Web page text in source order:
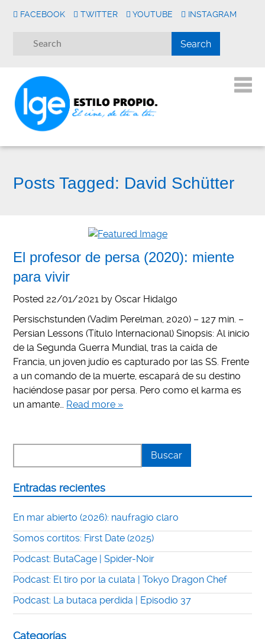
FACEBOOK TWITTER YOUTUBE INSTAGRAM
Posts Tagged: David Schütter
El profesor de persa (2020): miente
para vivir
Posted 22/01/2021 byOscar Hidalgo
Persischstunden (Vadim Perelman, 2020) – 127 min. –
Persian Lessons (Título Internacional) Sinopsis: Al inicio
de la Segunda Guerra Mundial, tras la caída de
Francia, un joven judío es capturado por las SS. Frente
a un comando de la muerte, escapará de su destino
haciéndose pasar por persa. Pero como el karma es
un amante… Read more »
Entradas recientes
En mar abierto (2026): naufragio claro
Somos cortitos: First Date (2025)
Podcast: ButaCage | Spider-Noir
Podcast: El tiro por la culata | Tokyo Dragon Chef
Podcast: La butaca perdida | Episodio 37
Categorías